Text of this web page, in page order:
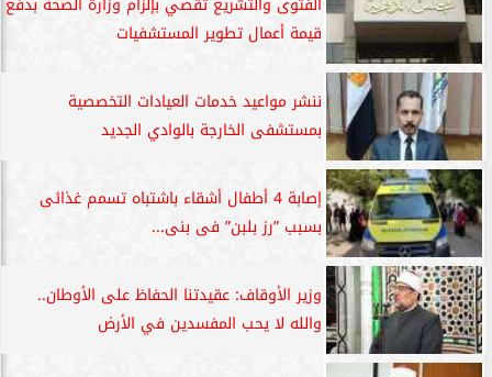
قيمة أعمال تطوير المستشفيات
ننشر مواعيد خدمات العيادات التخصصية
بمستشفى الخارجة بالوادي الجديد
إصابة 4 أطفال أشقاء باشتباه تسمم غذائى
بسبب ”رز بلبن” فى بنى...
وزير الأوقاف: عقيدتنا الحفاظ على الأوطان..
والله لا يحب المفسدين في الأرض